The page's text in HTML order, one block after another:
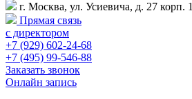
г. Москва, ул. Усиевича, д. 27 корп. 1
Прямая связь
с директором
+7 (929) 602-24-68
+7 (495) 99-546-88
Заказать звонок
Онлайн запись